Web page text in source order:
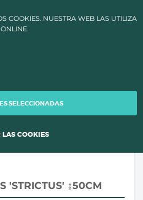
MANTENER LA CALIDAD DE
'STRICTUS' ↨50CM
COOKIES. NUESTRA WEB LAS UTILIZA
SELECCIONADAS
LAS COOKIES